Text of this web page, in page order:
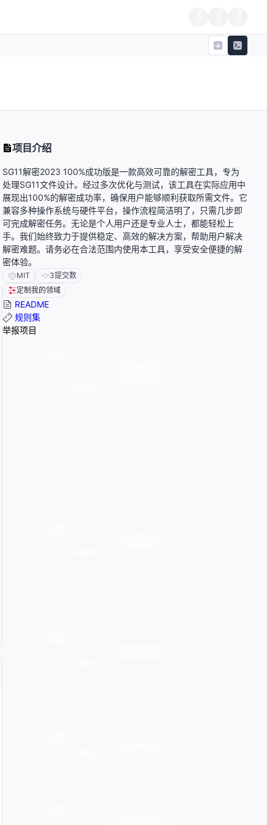
项目介绍
SG11解密2023 100%成功版是一款高效可靠的解密工具，专为
处理SG11文件设计。经过多次优化与测试，该工具在实际应用中
展现出100%的解密成功率，确保用户能够顺利获取所需文件。它
兼容多种操作系统与硬件平台，操作流程简洁明了，只需几步即
可完成解密任务。无论是个人用户还是专业人士，都能轻松上
手。我们始终致力于提供稳定、高效的解决方案，帮助用户解决
解密难题。请务必在合法范围内使用本工具，享受安全便捷的解
密体验。
MIT 3提交数
定制我的领域
README
规则集
举报项目